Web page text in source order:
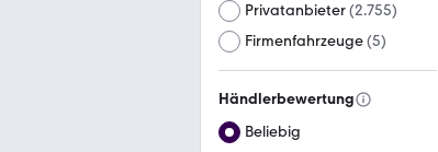
Privatanbieter(2.755)
Firmenfahrzeuge(5)
Händlerbewertung
Beliebig